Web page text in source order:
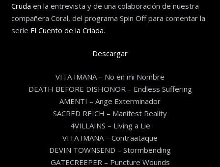
Cruda en la entrevista y de una colaboración de nuestra
compañera Coral, del programa Spin Off para comentar la
serie El Cuento de la Criada.
Descargar
VITA IMANA – No en mi Nombre
DEATH BEFORE DISHONOR – Endless Suffering
AMENTI – Ange Exterminador
SACRED REICH – Manifest Reality
4VILLAINS – Living a Lie
VITA IMANA – Contraataque
DEVIN TOWNSEND – Stormbending
GATECREEPER – Puncture Wounds